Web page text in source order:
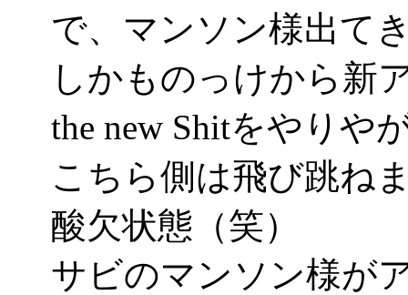
で、マンソン様出て
しかものっけから新
the new Shitをやりや
こちら側は飛び跳ね
酸欠状態（笑）
サビのマンソン様が